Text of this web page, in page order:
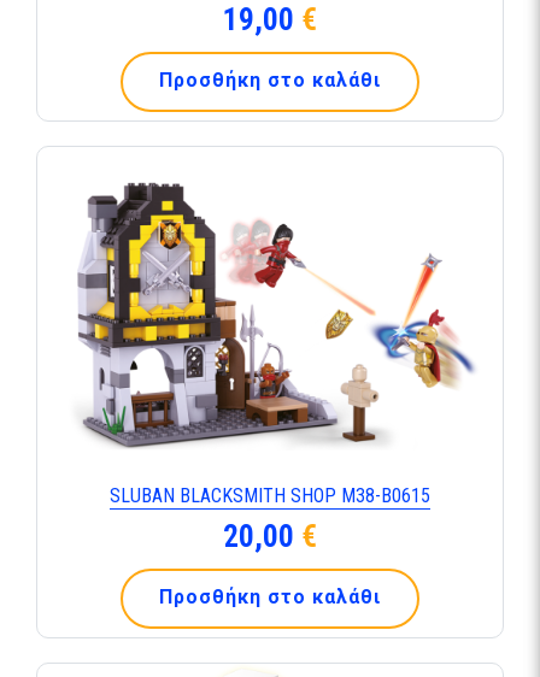
19,00 €
Προσθήκη στο καλάθι
SLUBAN BLACKSMITH SHOP M38-B0615
20,00 €
Προσθήκη στο καλάθι